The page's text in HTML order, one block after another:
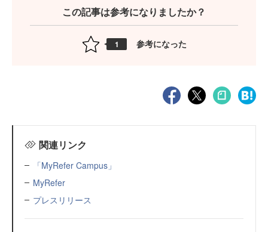
この記事は参考になりましたか？
1 参考になった
関連リンク
「MyRefer Campus」
MyRefer
プレスリリース